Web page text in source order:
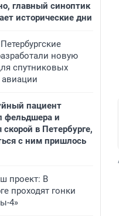
главный синоптик
исторические дни
Петербургские
новую
спутниковых
авиации
пациент
фельдшера и
скорой в Петербурге,
с ним пришлось
проект: В
проходят гонки
4»